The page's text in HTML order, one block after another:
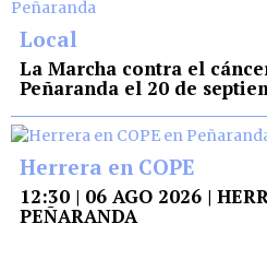
Local
La Marcha contra el
Peñaranda el 20 de
Herrera en COPE
12:30 | 06 AGO 2026 |
PEÑARANDA